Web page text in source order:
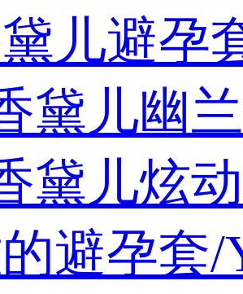
儿避孕
黛儿幽
黛儿炫
避孕套/